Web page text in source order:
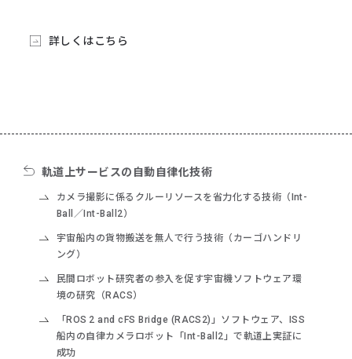
詳しくはこちら
軌道上サービスの自動自律化技術
カメラ撮影に係るクルーリソースを省力化する技術（Int-
Ball／Int-Ball2）
宇宙船内の貨物搬送を無人で行う技術（カーゴハンドリ
ング）
民間ロボット研究者の参入を促す宇宙機ソフトウェア環
境の研究（RACS）
「ROS 2 and cFS Bridge (RACS2)」ソフトウェア、ISS
船内の自律カメラロボット「Int-Ball2」で軌道上実証に
成功